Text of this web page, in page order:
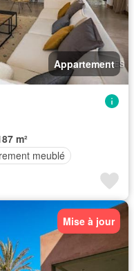
Appartement
m²
meublé
Mise à jour